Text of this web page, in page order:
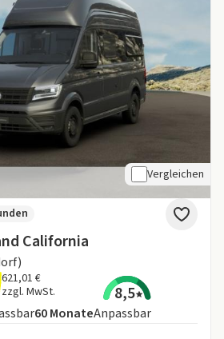
Vergleichen
California
621,01 €
zzgl. MwSt.
8,5
Laufzeit
60MonateAnpassbar